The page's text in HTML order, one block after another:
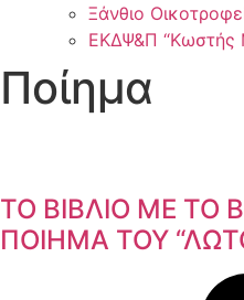
Ξάνθιο
ΕΚΔΨ&Π “Κωστής
Ποίημα
ΤΟ ΒΙΒΛΙΟ ΜΕ ΤΟ
ΠΟΙΗΜΑ ΤΟΥ